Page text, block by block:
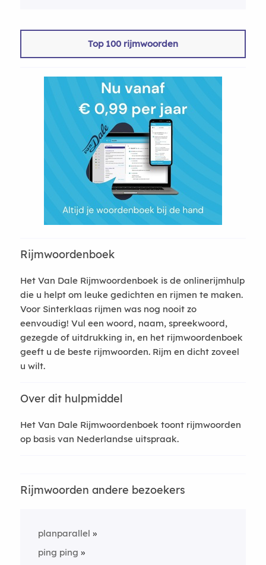
Top 100 rijmwoorden
Rijmwoordenboek
Het Van Dale Rijmwoordenboek is de onlinerijmhulp
die u helpt om leuke gedichten en rijmen te maken.
Voor Sinterklaas rijmen was nog nooit zo
eenvoudig! Vul een woord, naam, spreekwoord,
gezegde of uitdrukking in, en het rijmwoordenboek
geeft u de beste rijmwoorden. Rijm en dicht zoveel
u wilt.
Over dit hulpmiddel
Het Van Dale Rijmwoordenboek toont rijmwoorden
op basis van Nederlandse uitspraak.
Rijmwoorden andere bezoekers
planparallel
ping ping